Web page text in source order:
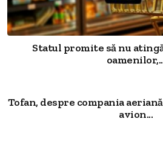
Statul promite să nu
Tofan, despre compania
avion...